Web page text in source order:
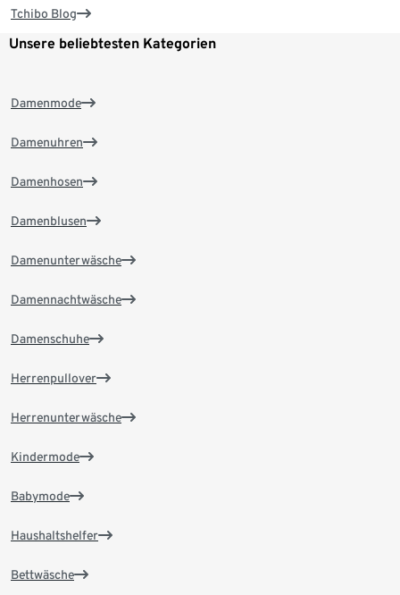
Tchibo Blog
Unsere beliebtesten Kategorien
Damenmode
Damenuhren
Damenhosen
Damenblusen
Damenunterwäsche
Damennachtwäsche
Damenschuhe
Herrenpullover
Herrenunterwäsche
Kindermode
Babymode
Haushaltshelfer
Bettwäsche